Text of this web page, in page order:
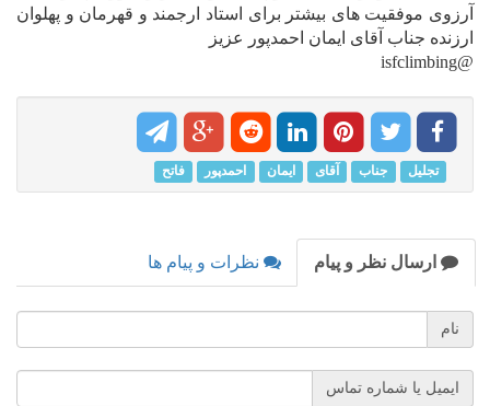
آرزوی موفقیت های بیشتر برای استاد ارجمند و قهرمان و پهلوان
ارزنده جناب آقای ایمان احمدپور عزیز
@isfclimbing
تجلیل جناب آقای ایمان احمدپور فاتح
ارسال نظر و پیام نظرات و پیام ها
نام
ایمیل یا شماره تماس